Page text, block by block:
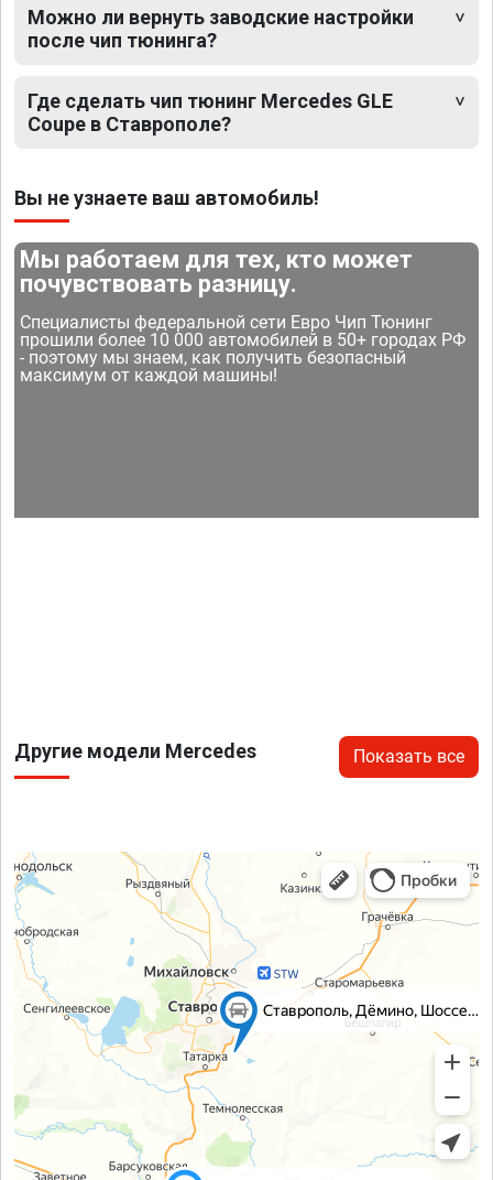
Можно ли вернуть заводские настройки
после чип тюнинга?
Где сделать чип тюнинг Mercedes GLE
Coupe в Ставрополе?
Вы не узнаете ваш автомобиль!
Мы работаем для тех, кто может
почувствовать разницу.
Специалисты федеральной сети Евро Чип Тюнинг
прошили более 10 000 автомобилей в 50+ городах РФ
- поэтому мы знаем, как получить безопасный
максимум от каждой машины!
Другие модели Mercedes Показать все